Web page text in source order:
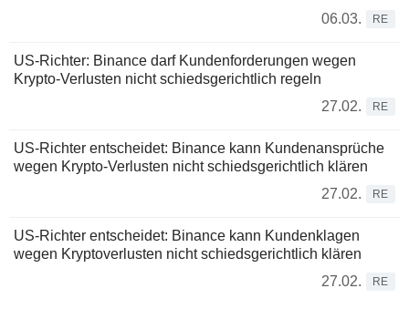
06.03.
RE
US-Richter: Binance darf Kundenforderungen wegen
Krypto-Verlusten nicht schiedsgerichtlich regeln
27.02.
RE
US-Richter entscheidet: Binance kann Kundenansprüche
wegen Krypto-Verlusten nicht schiedsgerichtlich klären
27.02.
RE
US-Richter entscheidet: Binance kann Kundenklagen
wegen Kryptoverlusten nicht schiedsgerichtlich klären
27.02.
RE